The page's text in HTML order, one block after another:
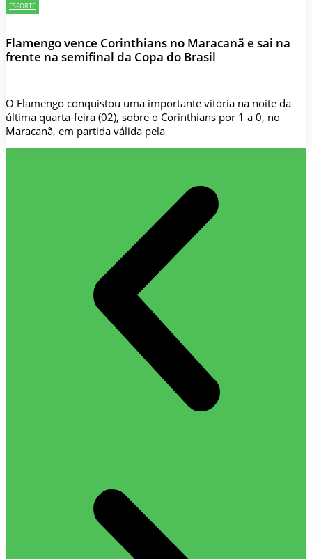
ESPORTE
Flamengo vence Corinthians no Maracanã e sai na
frente na semifinal da Copa do Brasil
O Flamengo conquistou uma importante vitória na noite da
última quarta-feira (02), sobre o Corinthians por 1 a 0, no
Maracanã, em partida válida pela